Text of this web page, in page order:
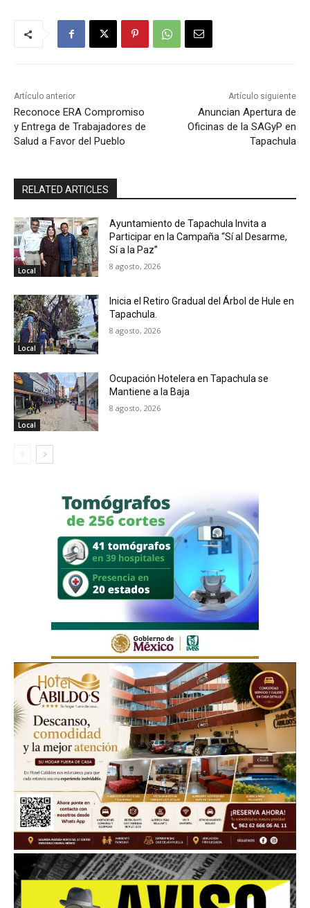
Artículo anterior
Reconoce ERA Compromiso
y Entrega de Trabajadores de
Salud a Favor del Pueblo
Artículo siguiente
Anuncian Apertura de
Oficinas de la SAGyP en
Tapachula
RELATED ARTICLES
Local
Ayuntamiento de Tapachula Invita a
Participar en la Campaña “Sí al Desarme,
Sí a la Paz”
8 agosto, 2026
Local
Inicia el Retiro Gradual del Árbol de Hule en
Tapachula.
8 agosto, 2026
Local
Ocupación Hotelera en Tapachula se
Mantiene a la Baja
8 agosto, 2026